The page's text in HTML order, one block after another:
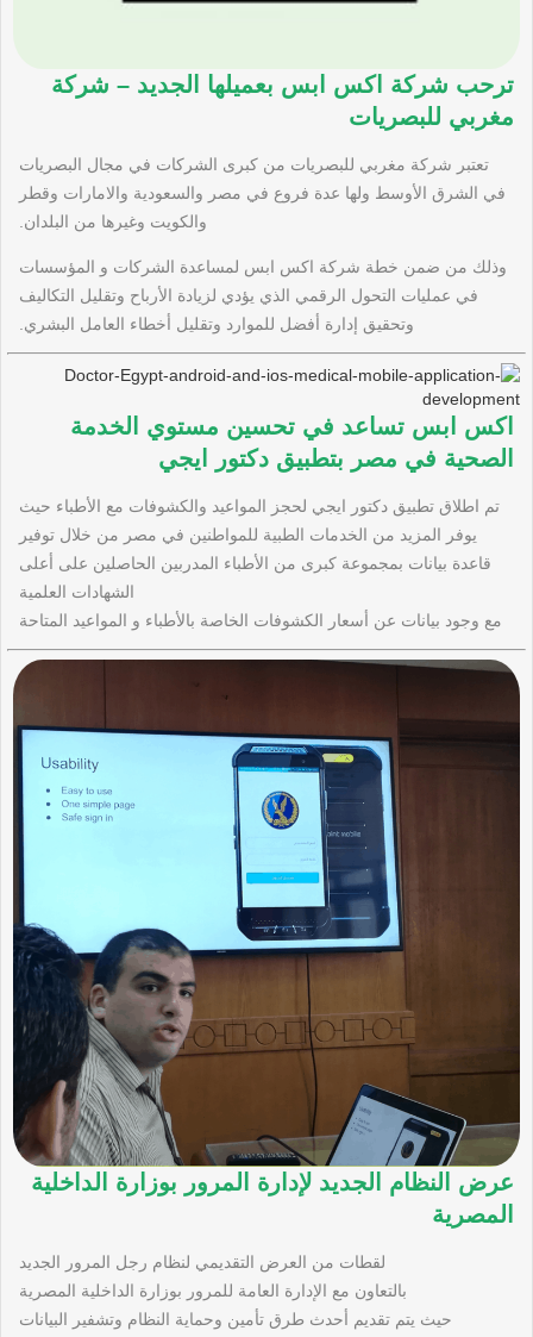
ترحب شركة اكس ابس بعميلها الجديد – شركة
مغربي للبصريات
تعتبر شركة مغربي للبصريات من كبرى الشركات في مجال البصريات
في الشرق الأوسط ولها عدة فروع في مصر والسعودية والامارات وقطر
والكويت وغيرها من البلدان.
وذلك من ضمن خطة شركة اكس ابس لمساعدة الشركات و المؤسسات
في عمليات التحول الرقمي الذي يؤدي لزيادة الأرباح وتقليل التكاليف
وتحقيق إدارة أفضل للموارد وتقليل أخطاء العامل البشري.
اكس ابس تساعد في تحسين مستوي الخدمة
الصحية في مصر بتطبيق دكتور ايجي
تم اطلاق تطبيق دكتور ايجي لحجز المواعيد والكشوفات مع الأطباء حيث
يوفر المزيد من الخدمات الطبية للمواطنين في مصر من خلال توفير
قاعدة بيانات بمجموعة كبرى من الأطباء المدربين الحاصلين على أعلى
الشهادات العلمية
مع وجود بيانات عن أسعار الكشوفات الخاصة بالأطباء و المواعيد المتاحة
عرض النظام الجديد لإدارة المرور بوزارة الداخلية
المصرية
لقطات من العرض التقديمي لنظام رجل المرور الجديد
بالتعاون مع الإدارة العامة للمرور بوزارة الداخلية المصرية
حيث يتم تقديم أحدث طرق تأمين وحماية النظام وتشفير البيانات